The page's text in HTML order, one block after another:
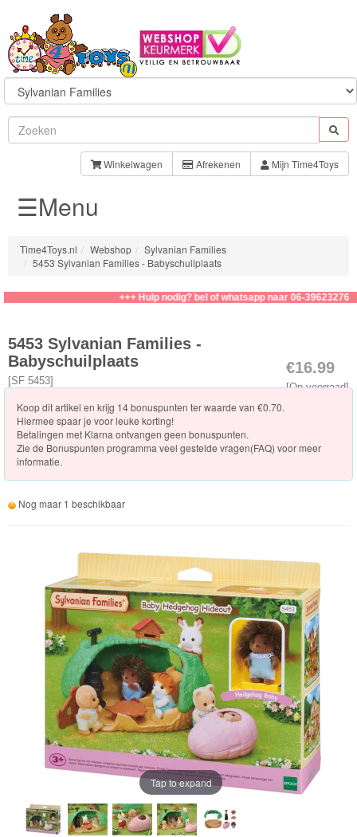
Winkelwagen Afrekenen Mijn Time4Toys
Sylvanian
Families
Families
Baby
Kapsalon
School/Kinderopvang
Vakantie
Winkels
Dokter/Tandarts
en
PretPark
Voertuigen
Seizoenen/Specials
Verrassinszakjes
Chocolade
Konijn
Huis
en
Inrichting
☰Menu
Time4Toys.nl Webshop
Sylvanian Families
5453 Sylvanian Families - Babyschuilplaats
+++ Hulp nodig? bel of whatsapp naar 06-39623276
€16.99
[Op voorraad]
5453 Sylvanian Families -
Babyschuilplaats
[SF 5453]
Koop dit artikel en krijg 14 bonuspunten ter waarde van €0.70.
Hiermee spaar je voor leuke korting!
Betalingen met Klarna ontvangen geen bonuspunten.
Zie de Bonuspunten programma veel gestelde vragen(FAQ) voor meer
informatie.
Nog maar 1 beschikbaar
Tap to expand